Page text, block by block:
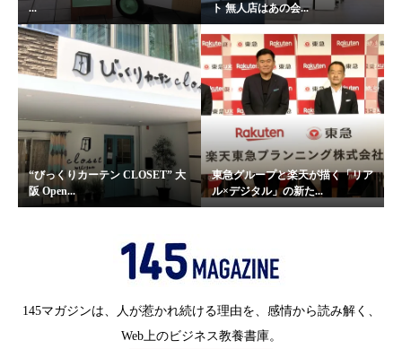
...
ト 無人店はあの会...
“びっくりカーテン CLOSET” 大
阪 Open...
東急グループと楽天が描く「リア
ル×デジタル」の新た...
145マガジンは、人が惹かれ続ける理由を、感情から読み解く、
Web上のビジネス教養書庫。